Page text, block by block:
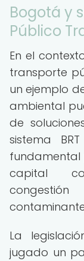
Bogotá y
Público
En el
transporte
un ejemplo
ambiental
de
sistema
fundamental
capital
La
jugado un